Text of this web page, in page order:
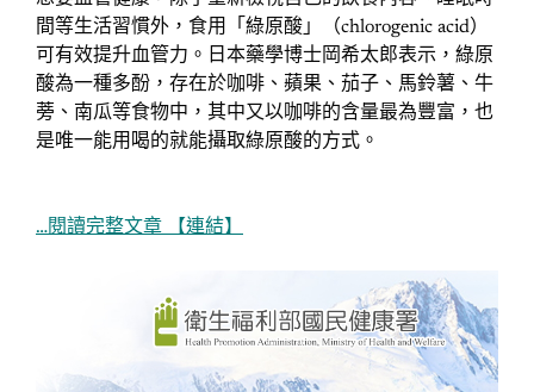
間等生活習慣外，食用「綠原酸」（chlorogenic acid）
可有效提升血管力。日本藥學博士岡希太郎表示，綠原
酸為一種多酚，存在於咖啡、蘋果、茄子、馬鈴薯、牛
蒡、南瓜等食物中，其中又以咖啡的含量最為豐富，也
是唯一能用喝的就能攝取綠原酸的方式。
…閱讀完整文章 【連結】